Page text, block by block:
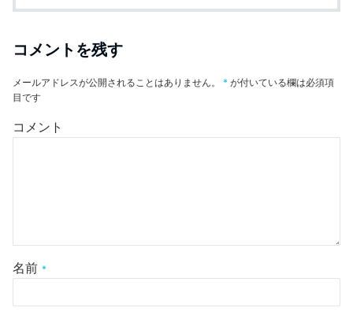
コメントを残す
メールアドレスが公開されることはありません。 * が付いている欄は必須項
目です
コメント
名前 *